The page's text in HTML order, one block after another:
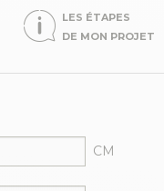
LES ÉTAPES
DE MON PROJET
CM